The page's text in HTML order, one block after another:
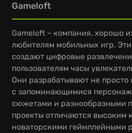
Gameloft
Gameloft – компания, хорошо
любителям мобильных игр.
создают цифровые
пользователям часы
Они разрабатывают не
с запоминающимися
сюжетами и разнообразными
проекты отличаются высоким
новаторскими геймплейными